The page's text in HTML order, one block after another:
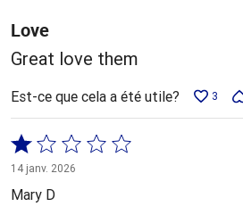
Love
Great love them
Est-ce que cela a été utile? 3
Coté
1 sur
5
14 janv. 2026
Mary D